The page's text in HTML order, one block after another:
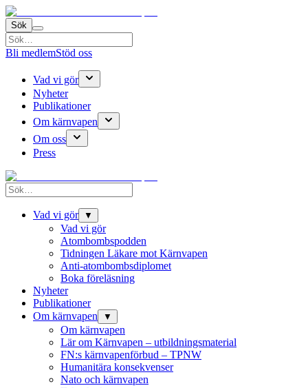
Sök
Bli medlemStöd oss
Vad vi gör
Nyheter
Publikationer
Om kärnvapen
Om oss
Press
Vad vi gör ▼
Vad vi gör
Atombombspodden
Tidningen Läkare mot Kärnvapen
Anti-atombombsdiplomet
Boka föreläsning
Nyheter
Publikationer
Om kärnvapen
▼
Om kärnvapen
Lär om Kärnvapen – utbildningsmaterial
FN:s kärnvapenförbud – TPNW
Humanitära konsekvenser
Nato och kärnvapen